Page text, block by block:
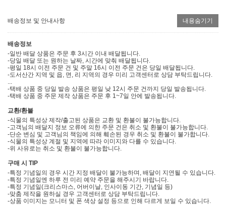
배송정보 및 안내사항 내용숨기기
배송정보
-일반 배달 상품은 주문 후 3시간 이내 배달됩니다.
-당일 배달 또는 원하는 날짜, 시간에 맞춰 배달됩니다.
-평일 18시 이전 주문 건 및 주말 16시 이전 주문 건은 당일 배달됩니다.
-도서산간 지역 및 읍, 면, 리 지역의 경우 미리 고객센터로 상담 부탁드립니다.
-택배 상품 중 당일 발송 상품은 평일 낮 12시 주문 건까지 당일 발송됩니다.
-택배 상품 중 주문 제작 상품은 주문 후 1~7일 안에 발송됩니다.
교환/환불
-식물의 특성상 제작/출고된 상품은 교환 및 환불이 불가능합니다.
-고객님의 배달지 정보 오류에 의한 주문 건은 취소 및 환불이 불가능합니다.
-단순 변심 및 고객님의 책임에 의해 훼손된 경우 취소 및 환불이 불가합니다.
-식물의 특성상 계절 및 지역에 따라 이미지와 다를 수 있습니다.
-위 사유로는 취소 및 환불이 불가능합니다.
구매 시 TIP
-특정 기념일의 경우 시간 지정 배달이 불가능하며, 배달이 지연될 수 있습니다.
-특정 기념일엔 하루 전 미리 예약 주문을 해주시기 바랍니다.
-특정 기념일(크리스마스, 어버이날, 인사이동 기간, 기념일 등)
-맞춤 제작을 원하실 경우 고객센터로 상담 부탁드립니다.
-상품 이미지는 모니터 및 폰 색상 설정 등으로 인해 다르게 보일 수 있습니다.